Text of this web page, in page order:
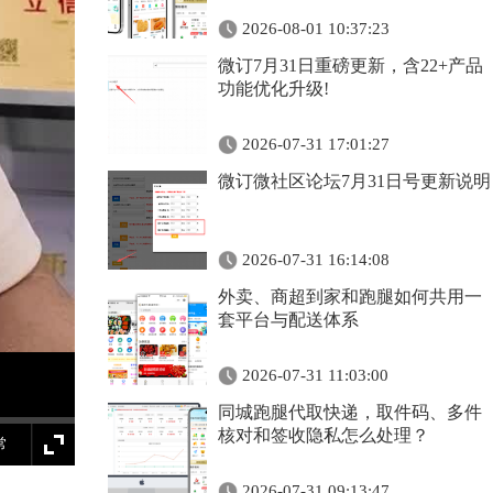
2026-08-01 10:37:23
微订7月31日重磅更新，含22+产品
功能优化升级!
2026-07-31 17:01:27
微订微社区论坛7月31日号更新说明
2026-07-31 16:14:08
外卖、商超到家和跑腿如何共用一
套平台与配送体系
2026-07-31 11:03:00
同城跑腿代取快递，取件码、多件
核对和签收隐私怎么处理？